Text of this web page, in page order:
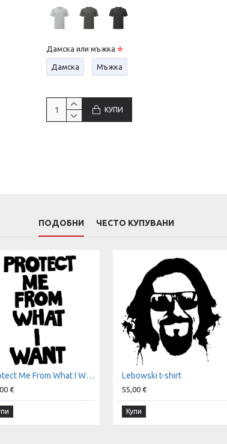
Дамска или мъжка
Дамска Мъжка
КУПИ
ПОДОБНИ ЧЕСТО КУПУВАНИ
Protect Me From What I Want t-shirt
€
Lebowski t-shirt
55,00 €
Купи